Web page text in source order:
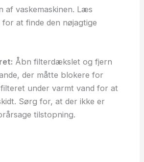
af vaskemaskinen. Læs
at finde den nøjagtige
Åbn filterdækslet og fjern
der måtte blokere for
under varmt vand for at
Sørg for, at der ikke er
tilstopning.